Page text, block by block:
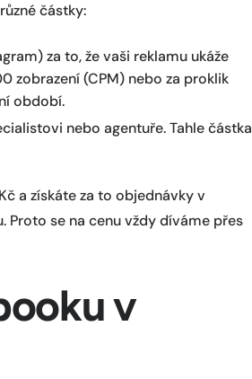
částky:
za to, že vaši reklamu ukáže
zobrazení (CPM) nebo za proklik
období.
nebo agentuře. Tahle částka
a získáte za to objednávky v
Proto se na cenu vždy díváme přes
v